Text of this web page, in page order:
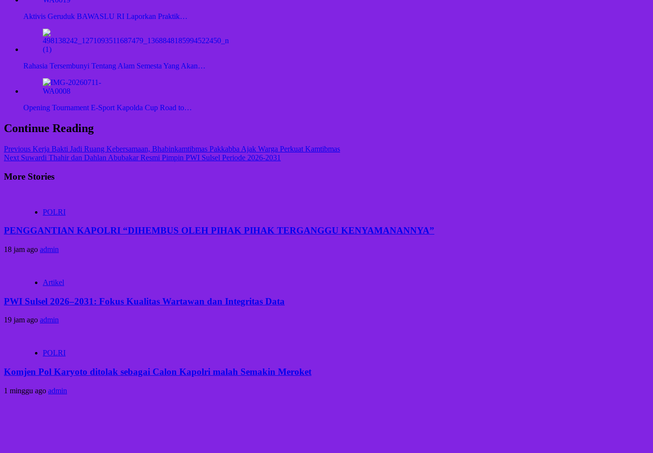
Aktivis Geruduk BAWASLU RI Laporkan Praktik…
Rahasia Tersembunyi Tentang Alam Semesta Yang Akan…
Opening Tournament E-Sport Kapolda Cup Road to…
Continue Reading
Previous Kerja Bakti Jadi Ruang Kebersamaan, Bhabinkamtibmas Pakkabba Ajak Warga Perkuat Kamtibmas
Next Suwardi Thahir dan Dahlan Abubakar Resmi Pimpin PWI Sulsel Periode 2026-2031
More Stories
POLRI
PENGGANTIAN KAPOLRI “DIHEMBUS OLEH PIHAK PIHAK TERGANGGU KENYAMANANNYA”
18 jam ago admin
Artikel
PWI Sulsel 2026–2031: Fokus Kualitas Wartawan dan Integritas Data
19 jam ago admin
POLRI
Komjen Pol Karyoto ditolak sebagai Calon Kapolri malah Semakin Meroket
1 minggu ago admin